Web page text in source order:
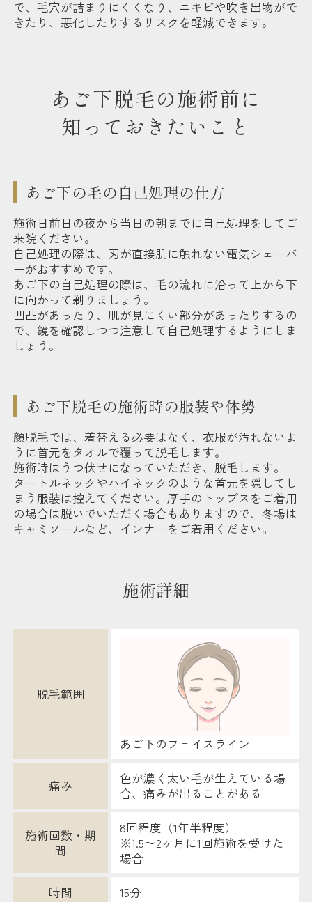
で、毛穴が詰まりにくくなり、ニキビや吹き出物がで
きたり、悪化したりするリスクを軽減できます。
あご下脱毛の施術前に
知っておきたいこと
あご下の毛の自己処理の仕方
施術日前日の夜から当日の朝までに自己処理をしてご
来院ください。
自己処理の際は、刃が直接肌に触れない電気シェーバ
ーがおすすめです。
あご下の自己処理の際は、毛の流れに沿って上から下
に向かって剃りましょう。
凹凸があったり、肌が見にくい部分があったりするの
で、鏡を確認しつつ注意して自己処理するようにしま
しょう。
あご下脱毛の施術時の服装や体勢
顔脱毛では、着替える必要はなく、衣服が汚れないよ
うに首元をタオルで覆って脱毛します。
施術時はうつ伏せになっていただき、脱毛します。
タートルネックやハイネックのような首元を隠してし
まう服装は控えてください。厚手のトップスをご着用
の場合は脱いでいただく場合もありますので、冬場は
キャミソールなど、インナーをご着用ください。
施術詳細
脱毛範囲
あご下のフェイスライン
痛み
色が濃く太い毛が生えている場
合、痛みが出ることがある
施術回数・期
間
8回程度（1年半程度）
※1.5〜2ヶ月に1回施術を受けた
場合
時間 15分